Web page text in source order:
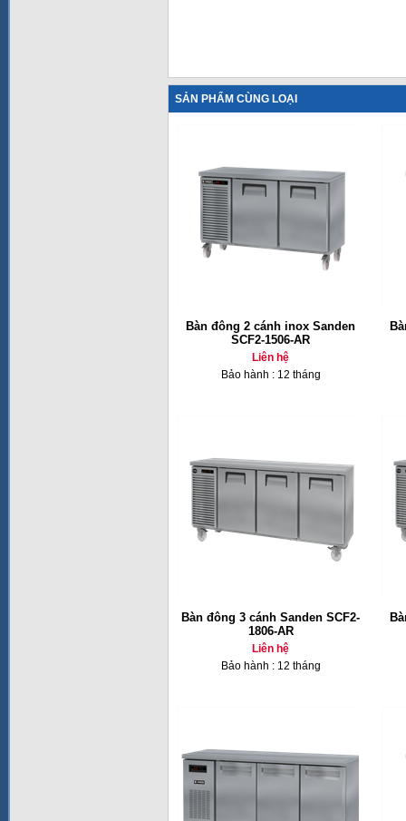
SẢN PHẨM CÙNG LOẠI
Bàn đông 2 cánh inox Sanden
SCF2-1506-AR
Liên hệ
Bảo hành : 12 tháng
Bàn đông 3 cánh Sanden SCF2-
1806-AR
Liên hệ
Bảo hành : 12 tháng